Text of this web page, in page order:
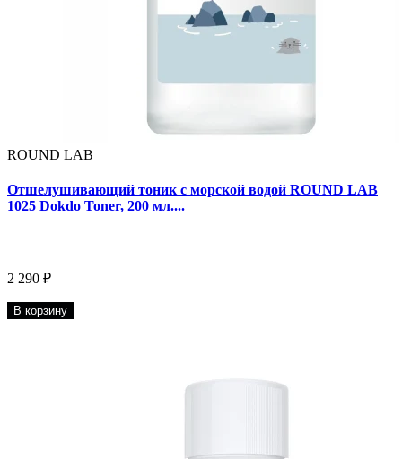
ROUND LAB
Отшелушивающий тоник с морской водой ROUND LAB
1025 Dokdo Toner, 200 мл....
2 290 ₽
В корзину